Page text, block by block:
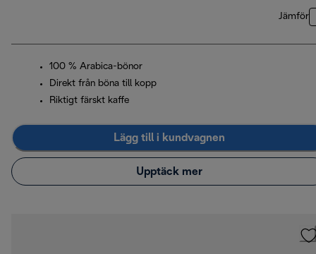
Jämför
100 % Arabica-bönor
Direkt från böna till kopp
Riktigt färskt kaffe
Lägg till i kundvagnen
Upptäck mer